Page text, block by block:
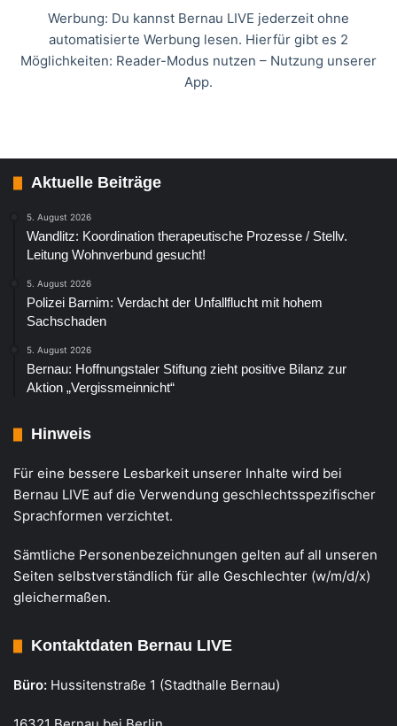
Werbung: Du kannst Bernau LIVE jederzeit ohne
automatisierte Werbung lesen. Hierfür gibt es 2
Möglichkeiten: Reader-Modus nutzen – Nutzung unserer
App.
Aktuelle Beiträge
5. August 2026
Wandlitz: Koordination therapeutische Prozesse / Stellv.
Leitung Wohnverbund gesucht!
5. August 2026
Polizei Barnim: Verdacht der Unfallflucht mit hohem
Sachschaden
5. August 2026
Bernau: Hoffnungstaler Stiftung zieht positive Bilanz zur
Aktion „Vergissmeinnicht“
Hinweis
Für eine bessere Lesbarkeit unserer Inhalte wird bei
Bernau LIVE auf die Verwendung geschlechtsspezifischer
Sprachformen verzichtet.
Sämtliche Personenbezeichnungen gelten auf all unseren
Seiten selbstverständlich für alle Geschlechter (w/m/d/x)
gleichermaßen.
Kontaktdaten Bernau LIVE
Büro: Hussitenstraße 1 (Stadthalle Bernau)